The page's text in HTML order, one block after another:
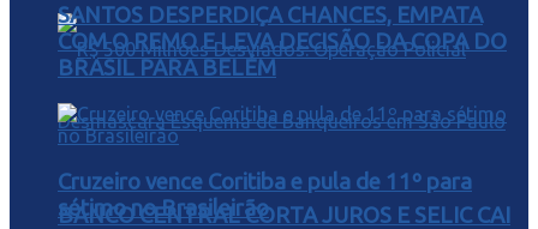
BANCO CENTRAL CORTA JUROS E SELIC CAI
SANTOS DESPERDIÇA CHANCES, EMPATA
COM O REMO E LEVA DECISÃO DA COPA DO
BRASIL PARA BELÉM
Cruzeiro vence Coritiba e pula de 11º para
sétimo no Brasileirão